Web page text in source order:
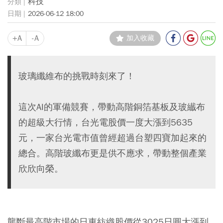
2026-06-12 18:00
+A -A 加入收藏
玻璃纖維布的挑戰時刻來了！
這次AI的軍備競賽，帶動高階銅箔基板及玻纎布
的超級大行情，台光電股價一度大漲到5635
元，一家台光電市值曾經超過台塑四寶加起來的
總合。高階玻纖布更是供不應求，帶動整個產業
欣欣向榮。